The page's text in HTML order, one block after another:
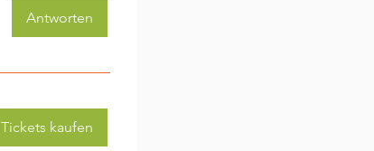
Antworten
Tickets kaufen